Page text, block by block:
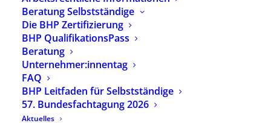
Beratung Selbstständige
Die BHP Zertifizierung
BHP QualifikationsPass
Beratung
Unternehmer:innentag
FAQ
BHP Leitfaden für Selbstständige
57. Bundesfachtagung 2026
Aktuelles
Einführung in den Aufbau der modularisierten
Weiterbildungsreihe Heilpädagogische
Diagnostik
Der BHP bietet über seine
Weiterbildungsakademie EAH seit vielen Jahren
Weiterbildungen in der Heilpädagogischen